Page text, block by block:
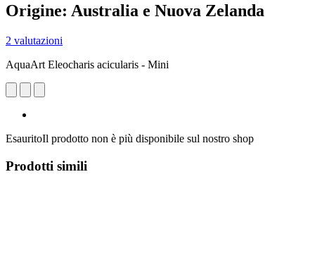
Origine: Australia e Nuova Zelanda
2 valutazioni
AquaArt Eleocharis acicularis - Mini
EsauritoIl prodotto non è più disponibile sul nostro shop
Prodotti simili